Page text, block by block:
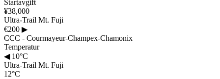
Startavgift
¥38,000
Ultra-Trail Mt. Fuji
€200 ▶
CCC - Courmayeur-Champex-Chamonix
Temperatur
◀10°C
Ultra-Trail Mt. Fuji
12°C